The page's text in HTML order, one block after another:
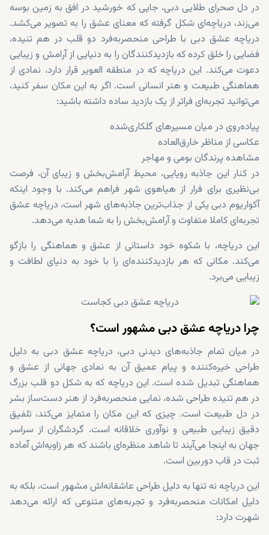
در دل صحرای طلایی دبی، جایی که خورشید در افق به زمین بوسه
می‌زند، دریاچه‌ای شکل گرفته که معنای عشق را به تصویر می‌کشد.
دریاچه عشق دبی با طراحی منحصربه‌فرد دو قلب در هم تنیده،
فضایی را خلق کرده که بازدیدکنندگان را به دنیایی از آرامش و زیبایی
دعوت می‌کند. این دریاچه که در منطقه العویر قرار دارد، نمادی از
هماهنگی طبیعت و هنر انسانی است. اگر به این مکان سفر کنید،
می‌توانید تجربه‌ای فراتر از یک بازدید ساده داشته باشید:
پیاده‌روی در میان مسیرهای گلکاری‌شده
عکاسی از مناظر خارق‌العاده
مشاهده پرندگان بومی و مهاجر
در کنار این جاذبه رویایی، محیط آرامش‌بخش و زیبای آن، فرصت
بی‌نظیری برای فرار از هیاهوی شهر فراهم می‌کند. با وجود اینکه
آکواریوم دبی یکی از جذاب‌ترین جاذبه‌های شهر است، دریاچه عشق
تجربه‌ای کاملا متفاوت و آرامش‌بخش را به شما هدیه می‌دهد.
این دریاچه، با شکوه خود داستانی از عشق و هماهنگی را بازگو
می‌کند. مکانی که هر بازدیدکننده‌ای را با خود به دنیای لطافت و
زیبایی می‌برد.
چرا دریاچه عشق دبی مشهور است؟
در میان تمام جاذبه‌های دیدنی دبی، دریاچه عشق دبی به دلیل
طراحی خیره‌کننده و پیام عمیق آن به نمادی جهانی از عشق و
هماهنگی تبدیل شده است. این دریاچه که به شکل دو قلب بزرگ
در هم تنیده طراحی شده، نمایی منحصر‌به‌فرد از هنر دست‌ساز بشر
در دل طبیعت است. چیزی که این مکان را متمایز می‌کند، تلفیق
دقیق زیبایی طبیعی و نوآوری خلاقانه است. گردشگران از سراسر
جهان به اینجا می‌آیند تا شاهد منظره‌ای باشند که هر زاویه‌اش آماده
ثبت در قاب دوربین است.
این دریاچه نه تنها به دلیل طراحی عاشقانه‌اش مشهور است، بلکه به
دلیل امکانات منحصربه‌فرد و تجربه‌های متنوعی که ارائه می‌دهد
شهرت دارد: